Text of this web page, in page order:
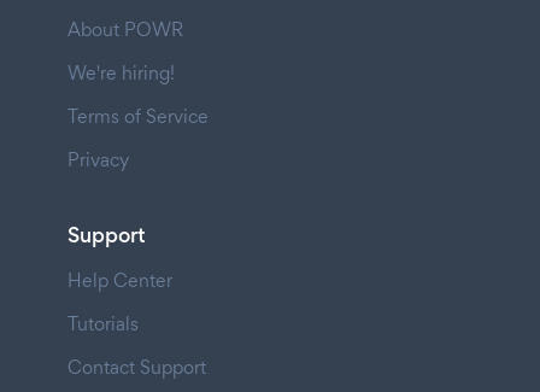
About POWR
We're hiring!
Terms of Service
Privacy
Support
Help Center
Tutorials
Contact Support